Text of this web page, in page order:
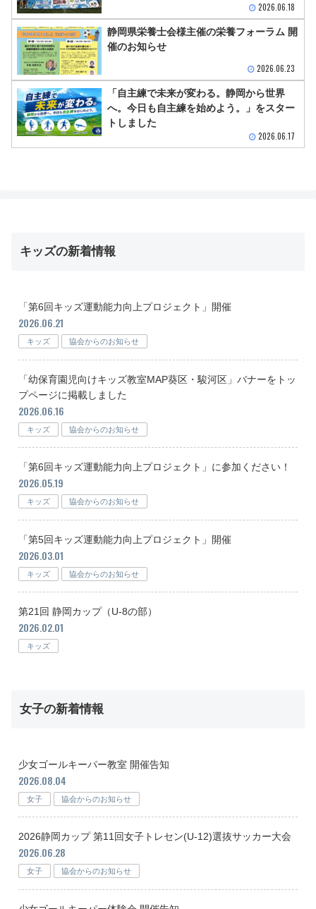
2026.06.18
静岡県栄養士会様主催の栄養フォーラム 開
催のお知らせ
2026.06.23
「自主練で未来が変わる。静岡から世界
へ。今日も自主練を始めよう。」をスター
トしました
2026.06.17
キッズの新着情報
「第6回キッズ運動能力向上プロジェクト」開催
2026.06.21
キッズ 協会からのお知らせ
「幼保育園児向けキッズ教室MAP葵区・駿河区」バナーをトッ
プページに掲載しました
2026.06.16
キッズ 協会からのお知らせ
「第6回キッズ運動能力向上プロジェクト」に参加ください！
2026.05.19
キッズ 協会からのお知らせ
「第5回キッズ運動能力向上プロジェクト」開催
2026.03.01
キッズ 協会からのお知らせ
第21回 静岡カップ（U-8の部）
2026.02.01
キッズ
女子の新着情報
少女ゴールキーパー教室 開催告知
2026.08.04
女子 協会からのお知らせ
2026静岡カップ 第11回女子トレセン(U-12)選抜サッカー大会
2026.06.28
女子 協会からのお知らせ